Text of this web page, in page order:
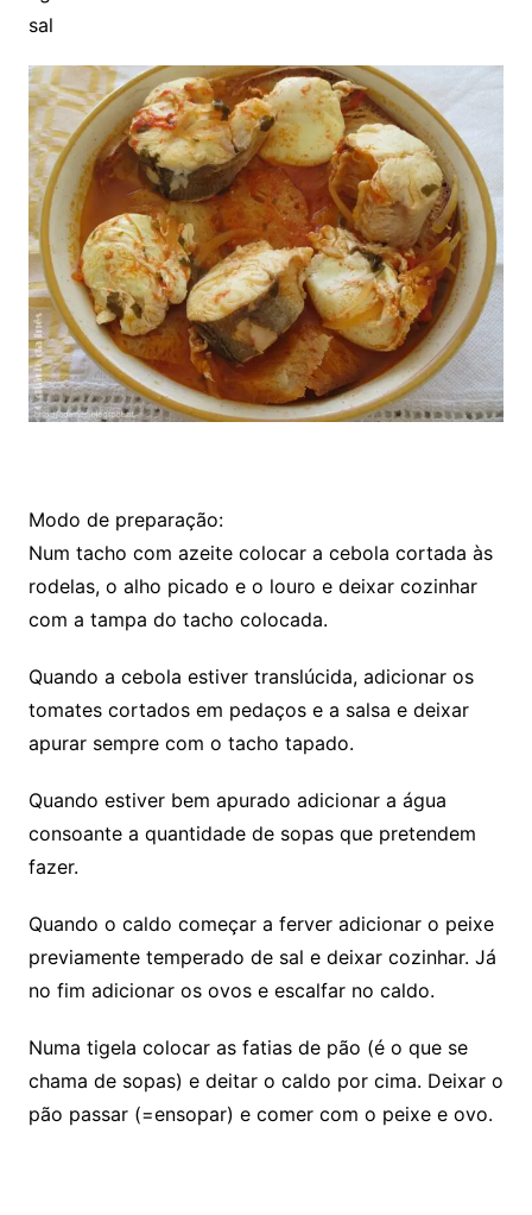
sal
Modo de preparação:
Num tacho com azeite colocar a cebola cortada às
rodelas, o alho picado e o louro e deixar cozinhar
com a tampa do tacho colocada.
Quando a cebola estiver translúcida, adicionar os
tomates cortados em pedaços e a salsa e deixar
apurar sempre com o tacho tapado.
Quando estiver bem apurado adicionar a água
consoante a quantidade de sopas que pretendem
fazer.
Quando o caldo começar a ferver adicionar o peixe
previamente temperado de sal e deixar cozinhar. Já
no fim adicionar os ovos e escalfar no caldo.
Numa tigela colocar as fatias de pão (é o que se
chama de sopas) e deitar o caldo por cima. Deixar o
pão passar (=ensopar) e comer com o peixe e ovo.